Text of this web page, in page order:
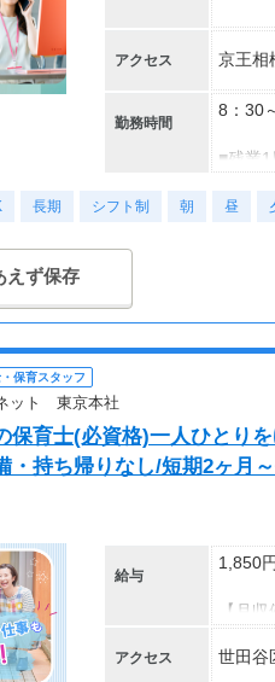
＊研修
＊時給
月収
アクセス 京王相
勤務時間
8：30
■残業1
（日曜
出勤
長期 シフト制 朝 昼
えず保存
保育スタッフ
ット 東京本社
保育士(必資格)一人ひとり
・持ち帰りなし/短期2ヶ月
給与
1,850
【月
7：00
アクセス 世田谷